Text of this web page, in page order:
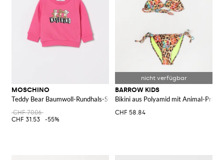
MOSCHINO
Teddy Bear Baumwoll-Rundhals-Sweatshirt
CHF 70.06
CHF 31.53
-55%
BARROW KIDS
Bikini aus Polyamid mit Animal-Print
CHF 58.84